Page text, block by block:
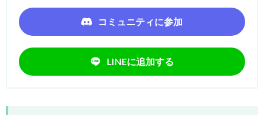
コミュニティに参加
LINEに追加する